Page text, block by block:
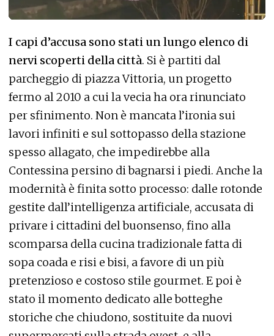
I capi d’accusa sono stati un lungo elenco di
nervi scoperti della città. Si è partiti dal
parcheggio di piazza Vittoria, un progetto
fermo al 2010 a cui la vecia ha ora rinunciato
per sfinimento. Non è mancata l’ironia sui
lavori infiniti e sul sottopasso della stazione
spesso allagato, che impedirebbe alla
Contessina persino di bagnarsi i piedi. Anche la
modernità è finita sotto processo: dalle rotonde
gestite dall’intelligenza artificiale, accusata di
privare i cittadini del buonsenso, fino alla
scomparsa della cucina tradizionale fatta di
sopa coada e risi e bisi, a favore di un più
pretenzioso e costoso stile gourmet. E poi è
stato il momento dedicato alle botteghe
storiche che chiudono, sostituite da nuovi